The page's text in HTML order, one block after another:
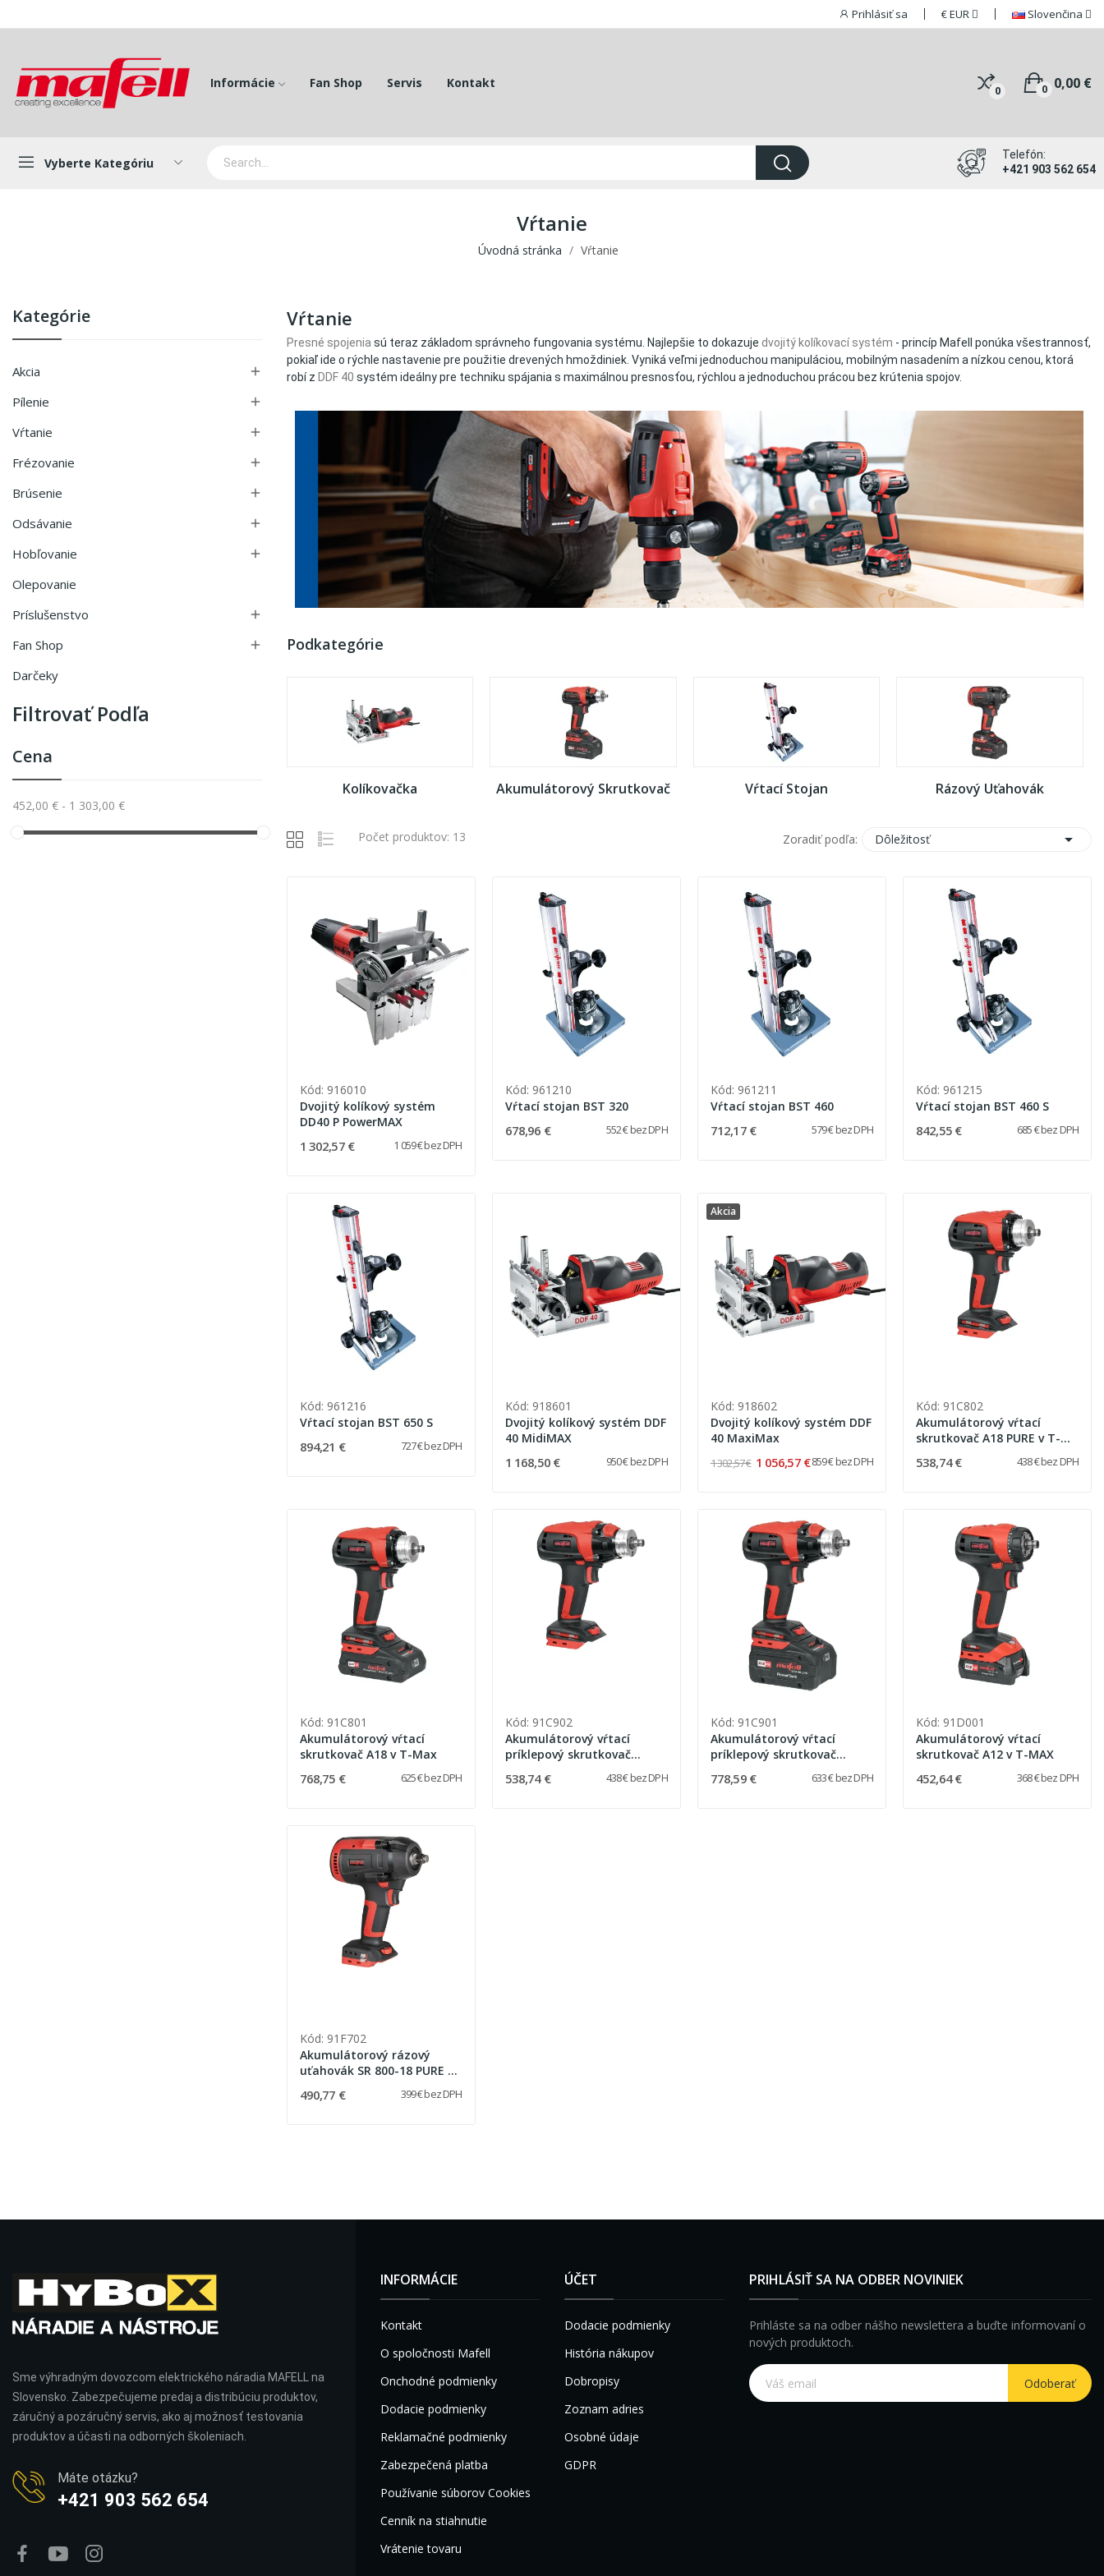
Prihlásiť sa €EUR Slovenčina
Informácie Fan Shop Servis Kontakt
0 0,00 €
0
Vyberte Kategóriu
Telefón:
+421 903 562 654
Vŕtanie
Úvodná stránka Vŕtanie
Kategórie
Akcia 
Pílenie 
Vŕtanie 
Frézovanie 
Brúsenie 
Odsávanie 
Hobľovanie 
Olepovanie
Príslušenstvo

Fan Shop 
Darčeky
Filtrovať Podľa
Cena
452,00 € - 1 303,00 €
Vŕtanie
Presné spojenia sú teraz základom správneho fungovania systému. Najlepšie to dokazuje dvojitý kolíkovací systém - princíp Mafell ponúka všestrannosť,
pokiaľ ide o rýchle nastavenie pre použitie drevených hmoždiniek. Vyniká veľmi jednoduchou manipuláciou, mobilným nasadením a nízkou cenou, ktorá
robí z DDF 40 systém ideálny pre techniku spájania s maximálnou presnosťou, rýchlou a jednoduchou prácou bez krútenia spojov.
Podkategórie
Kolíkovačka Akumulátorový Skrutkovač Vŕtací Stojan Rázový Uťahovák
Počet produktov: 13 Zoradiť podľa: Dôležitosť 
Kód: 916010
Dvojitý kolíkový systém
DD40 P PowerMAX
1 302,57 € 1 059 € bez DPH
Kód: 961210
Vŕtací stojan BST 320
678,96 € 552 € bez DPH
Kód: 961211
Vŕtací stojan BST 460
712,17 € 579 € bez DPH
Kód: 961215
Vŕtací stojan BST 460 S
842,55 € 685 € bez DPH
Kód: 961216
Vŕtací stojan BST 650 S
894,21 € 727 € bez DPH
Kód: 918601
Dvojitý kolíkový systém DDF
40 MidiMAX
1 168,50 € 950 € bez DPH
Akcia
Kód: 918602
Dvojitý kolíkový systém DDF
40 MaxiMax
1 302,57 € 1 056,57 €859 € bez DPH
Kód: 91C802
Akumulátorový vŕtací
skrutkovač A18 PURE v T-
538,74 € 438 € bez DPH
Kód: 91C801
Akumulátorový vŕtací
skrutkovač A18 v T-Max
768,75 € 625 € bez DPH
Kód: 91C902
Akumulátorový vŕtací
príklepový skrutkovač
538,74 € 438 € bez DPH
Kód: 91C901
Akumulátorový vŕtací
príklepový skrutkovač
778,59 € 633 € bez DPH
Kód: 91D001
Akumulátorový vŕtací
skrutkovač A12 v T-MAX
452,64 € 368 € bez DPH
Kód: 91F702
Akumulátorový rázový
uťahovák SR 800-18 PURE v
490,77 € 399 € bez DPH
Sme výhradným dovozcom elektrického náradia MAFELL na
Slovensko. Zabezpečujeme predaj a distribúciu produktov,
záručný a pozáručný servis, ako aj možnosť testovania
produktov a účasti na odborných školeniach.
Máte otázku?
+421 903 562 654
INFORMÁCIE
Kontakt
O spoločnosti Mafell
Onchodné podmienky
Dodacie podmienky
Reklamačné podmienky
Zabezpečená platba
Používanie súborov Cookies
Cenník na stiahnutie
Vrátenie tovaru
ÚČET
Dodacie podmienky
História nákupov
Dobropisy
Zoznam adries
Osobné údaje
GDPR
PRIHLÁSIŤ SA NA ODBER NOVINIEK
Prihláste sa na odber nášho newslettera a buďte informovaní o
nových produktoch.
Odoberať